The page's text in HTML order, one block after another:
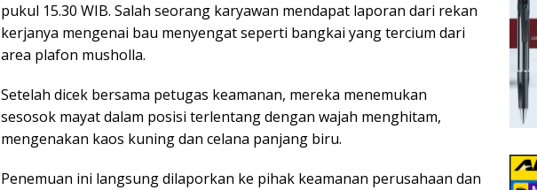
pukul 15.30 WIB. Salah seorang karyawan mendapat laporan dari rekan
kerjanya mengenai bau menyengat seperti bangkai yang tercium dari
area plafon musholla.
Setelah dicek bersama petugas keamanan, mereka menemukan
sesosok mayat dalam posisi terlentang dengan wajah menghitam,
mengenakan kaos kuning dan celana panjang biru.
Penemuan ini langsung dilaporkan ke pihak keamanan perusahaan dan